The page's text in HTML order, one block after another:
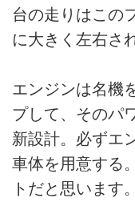
台の走りはこの
に大きく左右さ
エンジンは名機
プして、そのパ
新設計。必ずエ
車体を用意する
トだと思います。